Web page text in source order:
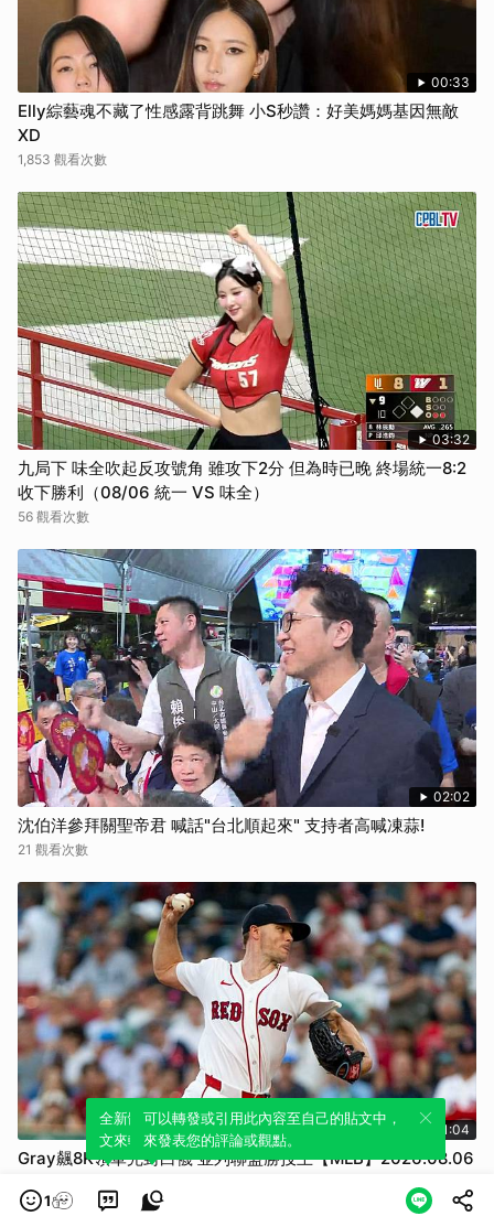
00:33
Elly綜藝魂不藏了性感露背跳舞 小S秒讚：好美媽媽基因無敵
XD
1,853 觀看次數
03:32
九局下 味全吹起反攻號角 雖攻下2分 但為時已晚 終場統一8:2
收下勝利（08/06 統一 VS 味全）
56 觀看次數
02:02
沈伯洋參拜關聖帝君 喊話"台北順起來" 支持者高喊凍蒜!
21 觀看次數
01:04
Gray飆8K領軍完封白襪 並列聯盟勝投王【MLB】2026.08.06
1
全新體驗！一鍵引用此內容，透過發布貼
文來輕鬆表達個人立場。
可以轉發或引用此內容至自己的貼文中，
來發表您的評論或觀點。